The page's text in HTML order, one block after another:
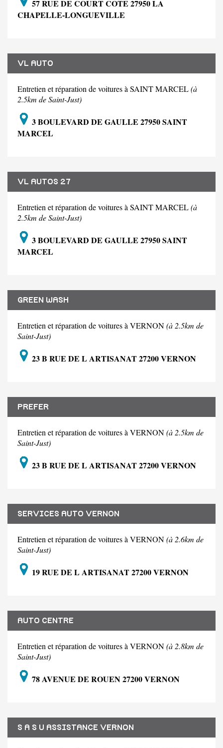
57 RUE DE COURT COTE 27950 LA
CHAPELLE-LONGUEVILLE
VL AUTO
Entretien et réparation de voitures à SAINT MARCEL(à
2.5km de Saint-Just)
3 BOULEVARD DE GAULLE 27950 SAINT
MARCEL
VL AUTOS 27
Entretien et réparation de voitures à SAINT MARCEL(à
2.5km de Saint-Just)
3 BOULEVARD DE GAULLE 27950 SAINT
MARCEL
GREEN WASH
Entretien et réparation de voitures à VERNON(à 2.5km de
Saint-Just)
23 B RUE DE L ARTISANAT 27200 VERNON
PREFER
Entretien et réparation de voitures à VERNON(à 2.5km de
Saint-Just)
23 B RUE DE L ARTISANAT 27200 VERNON
SERVICES AUTO VERNON
Entretien et réparation de voitures à VERNON(à 2.6km de
Saint-Just)
19 RUE DE L ARTISANAT 27200 VERNON
AUTO CENTRE
Entretien et réparation de voitures à VERNON(à 2.8km de
Saint-Just)
78 AVENUE DE ROUEN 27200 VERNON
S A S U ASSISTANCE VERNON